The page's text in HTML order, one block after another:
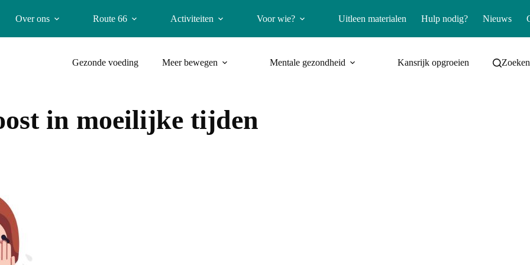
Over ons Route 66 Activiteiten Voor wie? Uitleen materialen Hulp nodig? Nieuws
Gezonde voeding Meer bewegen Mentale gezondheid Kansrijk opgroeien Zoeken
in moeilijke tijden